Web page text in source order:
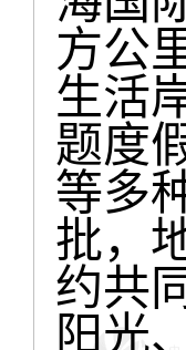
方公
生活
题度
等多
批，
约共
阳光